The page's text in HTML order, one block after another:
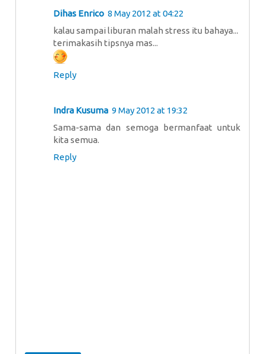
Dihas Enrico 8 May 2012 at 04:22
kalau sampai liburan malah stress itu bahaya...
terimakasih tipsnya mas...
Reply
Indra Kusuma 9 May 2012 at 19:32
Sama-sama dan semoga bermanfaat untuk
kita semua.
Reply